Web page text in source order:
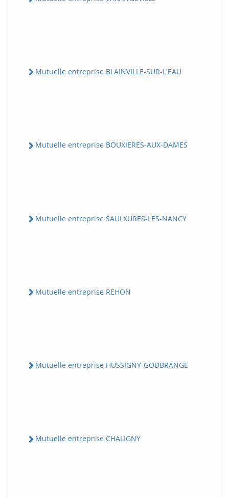
Mutuelle entreprise BLAINVILLE-SUR-L'EAU
Mutuelle entreprise BOUXIERES-AUX-DAMES
Mutuelle entreprise SAULXURES-LES-NANCY
Mutuelle entreprise REHON
Mutuelle entreprise HUSSIGNY-GODBRANGE
Mutuelle entreprise CHALIGNY